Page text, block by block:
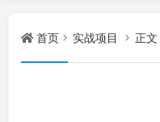
首页 实战项目 正文